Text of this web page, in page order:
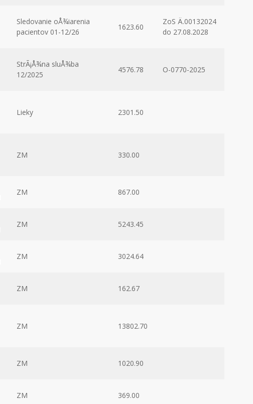
Sledovanie oÅ¾iarenia
pacientov 01-12/26
1623.60
ZoS Ä.00132024
do 27.08.2028
StrÃ¡Å¾na sluÅ¾ba
12/2025
4576.78 O-0770-2025
Lieky 2301.50
ZM 330.00
ZM 867.00
ZM 5243.45
ZM 3024.64
ZM 162.67
ZM 13802.70
ZM 1020.90
ZM 369.00